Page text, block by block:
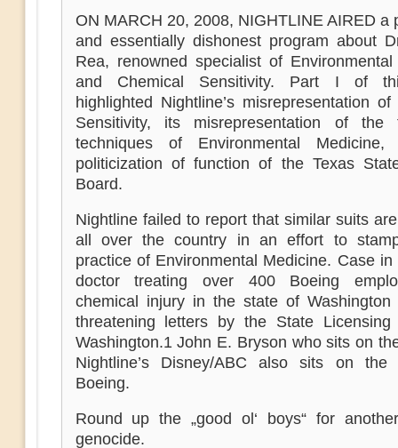
ON MARCH 20, 2008, NIGHTLINE AIRED a
and essentially dishonest program about
Rea, renowned specialist of Environmental
and Chemical Sensitivity. Part I of
highlighted Nightline’s misrepresentation of
Sensitivity, its misrepresentation of the
techniques of Environmental
politicization of function of the Texas
Board.
Nightline failed to report that similar suits
all over the country in an effort to
practice of Environmental Medicine. Case
doctor treating over 400 Boeing
chemical injury in the state of Washington
threatening letters by the State
Washington.1 John E. Bryson who sits on
Nightline’s Disney/ABC also sits on
Boeing.
Round up the „good ol‘ boys“ for
genocide.